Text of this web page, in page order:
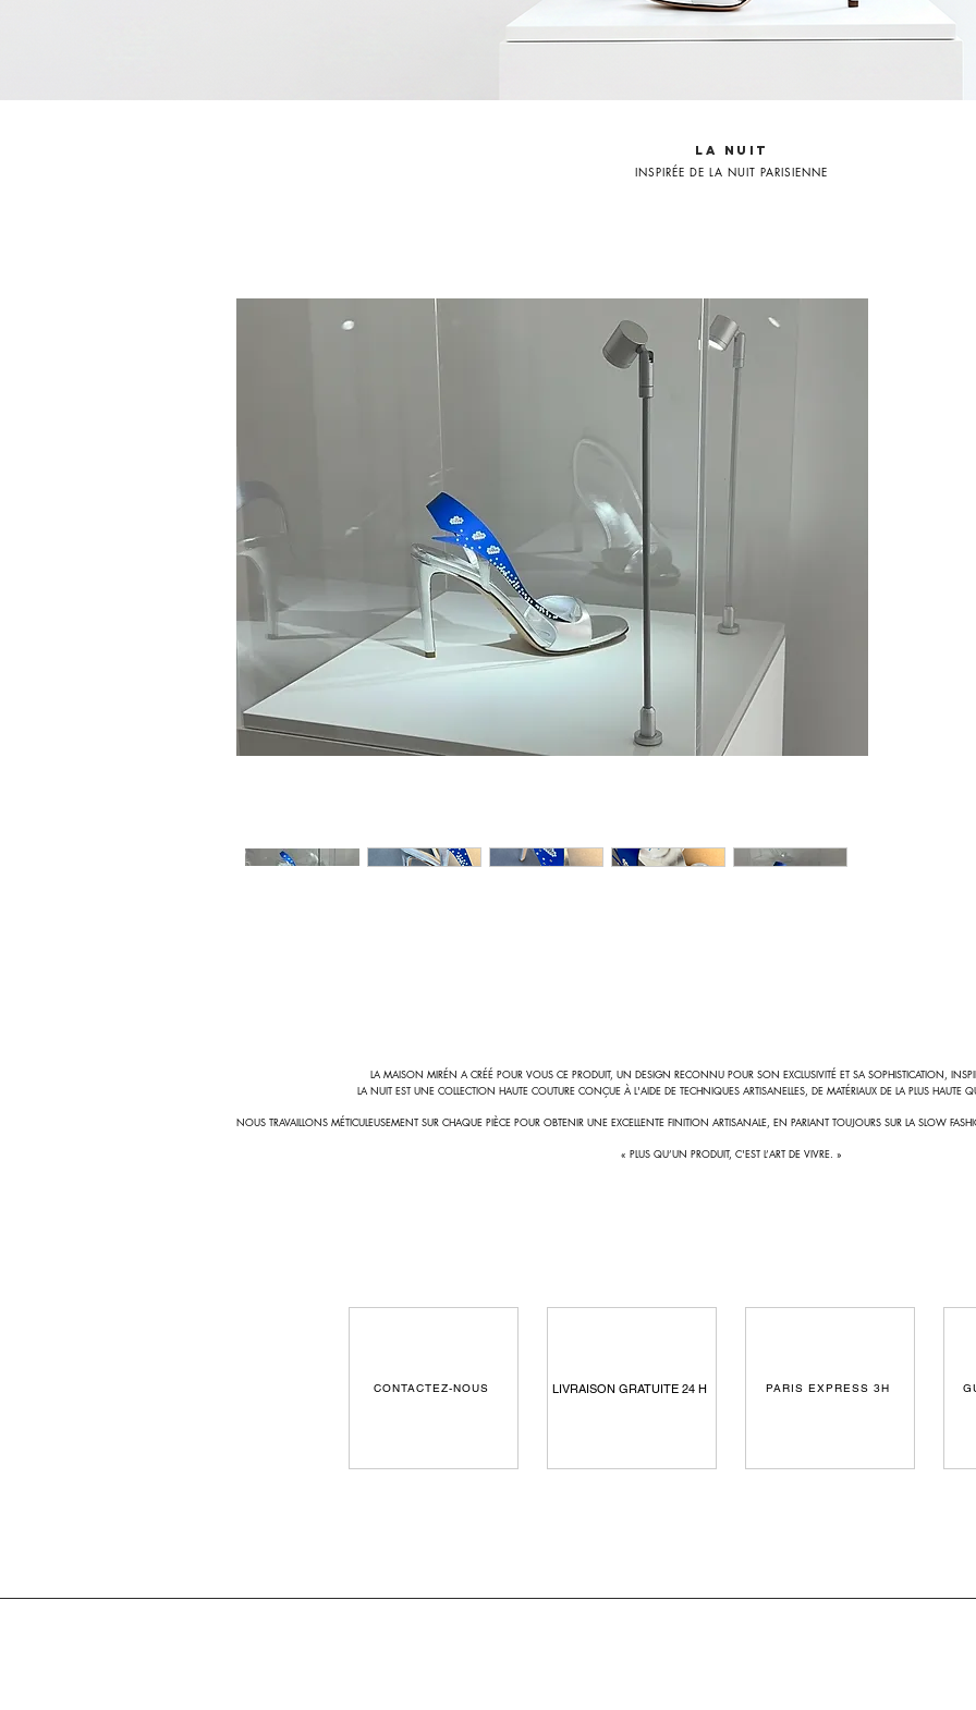
LA NUIT
INSPIRÉE DE LA NUIT PARISIENNE
LA MAISON MIRÉN A CRÉÉ POUR VOUS CE PRODUIT, UN DESIGN RECONNU POUR SON EXCLUSIVITÉ ET SA SOPHISTICATION,
LA NUIT EST UNE COLLECTION HAUTE COUTURE CONÇUE À L'AIDE DE TECHNIQUES ARTISANELLES, DE MATÉRIAUX DE LA PLUS HAUTE
NOUS TRAVAILLONS MÉTICULEUSEMENT SUR CHAQUE PIÈCE POUR OBTENIR UNE EXCELLENTE FINITION ARTISANALE, EN PARIANT TOUJOURS SUR LA SLOW
« PLUS QU’UN PRODUIT, C'EST L’ART DE VIVRE. »
CONTACTEZ-NOUS LIVRAISON GRATUITE 24 H PARIS EXPRESS 3H